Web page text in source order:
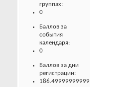
группах:
0
Баллов за
события
календаря:
0
Баллов за дни
регистрации:
186.49999999999